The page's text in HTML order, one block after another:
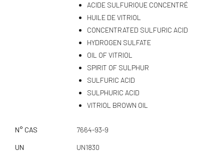
ACIDE SULFURIQUE CONCENTRÉ
HUILE DE VITRIOL
CONCENTRATED SULFURIC ACID
HYDROGEN SULFATE
OIL OF VITRIOL
SPIRIT OF SULPHUR
SULFURIC ACID
SULPHURIC ACID
VITRIOL BROWN OIL
N° CAS 7664-93-9
UN UN1830